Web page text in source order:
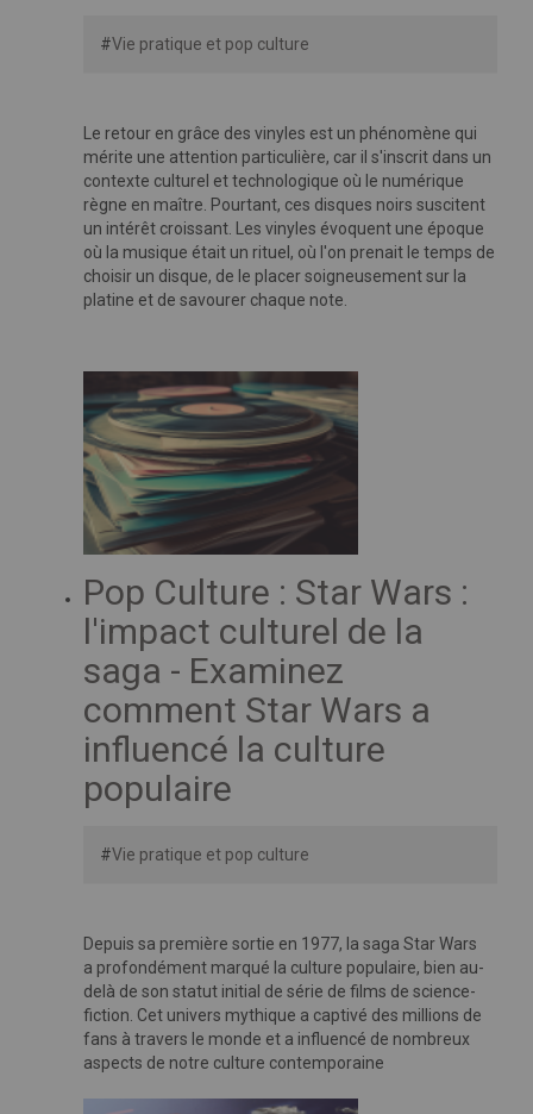
#Vie pratique et pop culture
Le retour en grâce des vinyles est un phénomène qui
mérite une attention particulière, car il s'inscrit dans un
contexte culturel et technologique où le numérique
règne en maître. Pourtant, ces disques noirs suscitent
un intérêt croissant.
Les vinyles évoquent une époque
où la musique était un rituel, où l'on prenait le temps de
choisir un disque, de le placer soigneusement sur la
platine et de savourer chaque note.
Pop Culture : Star Wars :
l'impact culturel de la
saga - Examinez
comment Star Wars a
influencé la culture
populaire
#Vie pratique et pop culture
Depuis sa première sortie en 1977, la saga Star Wars
a profondément marqué la culture populaire, bien au-
delà de son statut initial de série de films de science-
fiction. Cet univers mythique a captivé des millions de
fans à travers le monde et a influencé de nombreux
aspects de notre culture contemporaine